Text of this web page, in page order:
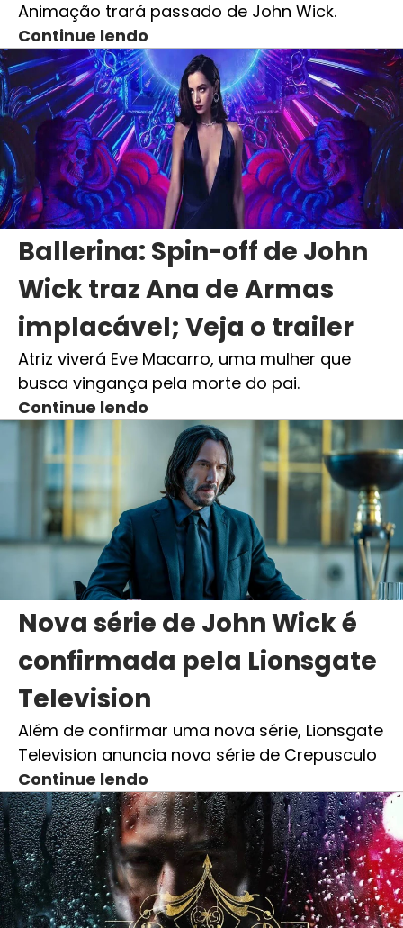
Animação trará passado de John Wick.
Continue lendo
Ballerina: Spin-off de John
Wick traz Ana de Armas
implacável; Veja o trailer
Atriz viverá Eve Macarro, uma mulher que
busca vingança pela morte do pai.
Continue lendo
Nova série de John Wick é
confirmada pela Lionsgate
Television
Além de confirmar uma nova série, Lionsgate
Television anuncia nova série de Crepusculo
Continue lendo